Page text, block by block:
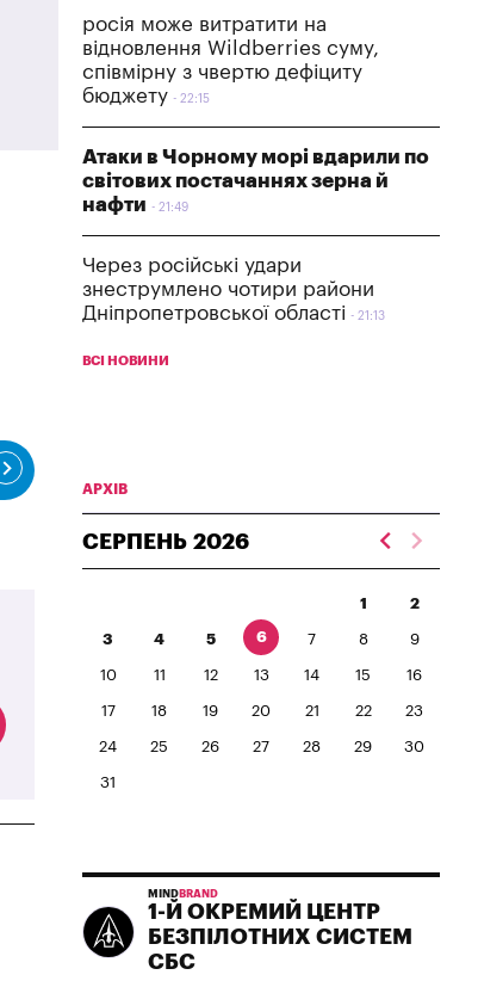
росія може витратити на
відновлення Wildberries суму,
співмірну з чвертю дефіциту
бюджету
22:15
Атаки в Чорному морі вдарили по
світових постачаннях зерна й
нафти
21:49
Через російські удари
знеструмлено чотири райони
Дніпропетровської області
21:13
ВСІ НОВИНИ
АРХІВ
СЕРПЕНЬ 2026
1 2
3 4 5 6 7 8 9
10 11 12 13 14 15 16
17 18 19 20 21 22 23
24 25 26 27 28 29 30
31
MIND BRAND
1-Й ОКРЕМИЙ ЦЕНТР
БЕЗПІЛОТНИХ СИСТЕМ
СБС